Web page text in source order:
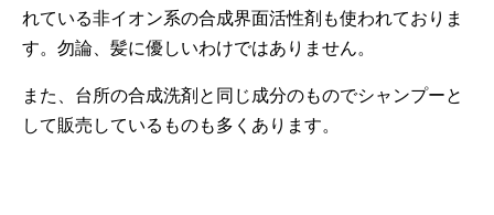
れている非イオン系の合成界面活性剤も使われておりま
す。勿論、髪に優しいわけではありません。
また、台所の合成洗剤と同じ成分のものでシャンプーと
して販売しているものも多くあります。